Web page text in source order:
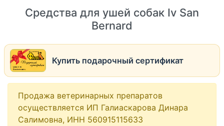
Средства для ушей собак Iv San
Bernard
Купить подарочный сертификат
Продажа ветеринарных препаратов
осуществляется ИП Галиаскарова Динара
Салимовна, ИНН 560915115633